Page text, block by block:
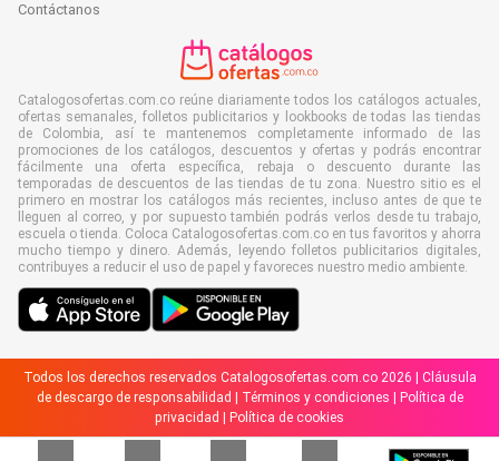
Contáctanos
Catalogosofertas.com.co reúne diariamente todos los catálogos actuales,
ofertas semanales, folletos publicitarios y lookbooks de todas las tiendas
de Colombia, así te mantenemos completamente informado de las
promociones de los catálogos, descuentos y ofertas y podrás encontrar
fácilmente una oferta específica, rebaja o descuento durante las
temporadas de descuentos de las tiendas de tu zona. Nuestro sitio es el
primero en mostrar los catálogos más recientes, incluso antes de que te
lleguen al correo, y por supuesto también podrás verlos desde tu trabajo,
escuela o tienda. Coloca Catalogosofertas.com.co en tus favoritos y ahorra
mucho tiempo y dinero. Además, leyendo folletos publicitarios digitales,
contribuyes a reducir el uso de papel y favoreces nuestro medio ambiente.
Todos los derechos reservados Catalogosofertas.com.co 2026 | Cláusula
de descargo de responsabilidad
Términos y condiciones
Política de
privacidad
Política de cookies